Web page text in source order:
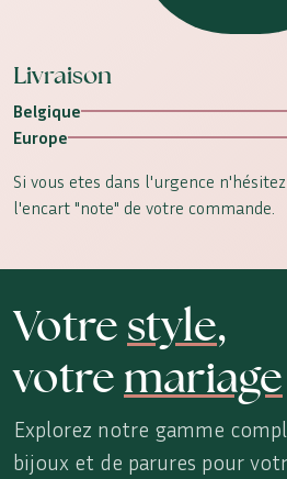
Livraison
Belgique
Europe
Si vous etes dans l'urgence
l'encart "note" de votre commande.
Votrestyle,
votremariage
Explorez notre gamme
bijoux et de parures pour